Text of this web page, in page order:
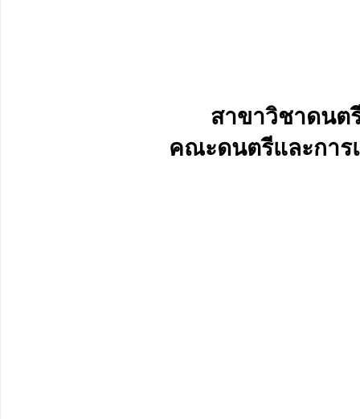
สาขาวิชาดนต
คณะดนตรีและการ